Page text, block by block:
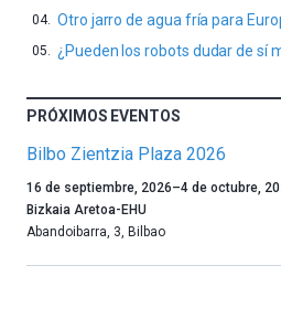
Otro jarro de agua fría para
¿Pueden los robots dudar de sí
PRÓXIMOS EVENTOS
Bilbo Zientzia Plaza 2026
Un
año
más,
16 de septiembre, 2026–4 de octubre,
Bizkaia Aretoa-EHU
Abandoibarra, 3, Bilbao